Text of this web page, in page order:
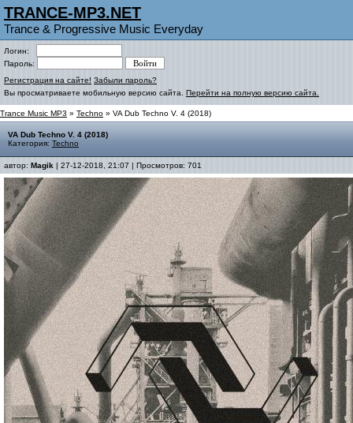
TRANCE-MP3.NET
Trance & Progressive Music Everyday
Логин:
Пароль:
Регистрация на сайте! Забыли пароль?
Вы просматриваете мобильную версию сайта. Перейти на полную версию сайта.
Trance Music MP3 » Techno » VA Dub Techno V. 4 (2018)
VA Dub Techno V. 4 (2018)
Категория: Techno
автор: Magik | 27-12-2018, 21:07 | Просмотров: 701